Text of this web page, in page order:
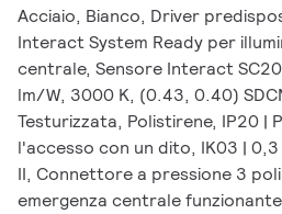
Acciaio, Bianco, Driver
Interact System Ready per
centrale, Sensore Interact
lm/W, 3000 K, (0.43, 0.40)
Testurizzata, Polistirene, IP20
l'accesso con un dito, IK03 |
II, Connettore a pressione 3
emergenza centrale